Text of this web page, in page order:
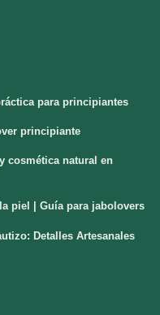
para principiantes
principiante
cosmética natural en
piel | Guía para jabolovers
Detalles Artesanales